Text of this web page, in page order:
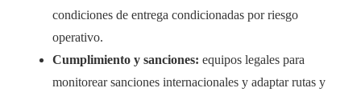
condiciones de entrega condicionadas por riesgo
operativo.
Cumplimiento y sanciones: equipos legales para
monitorear sanciones internacionales y adaptar rutas y